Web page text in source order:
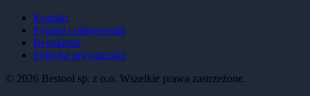
Kontakt
Pytania i odpowiedzi
Regulamin
Polityka prywatności
© 2026 Bestool sp. z o.o. Wszelkie prawa zastrzeżone.